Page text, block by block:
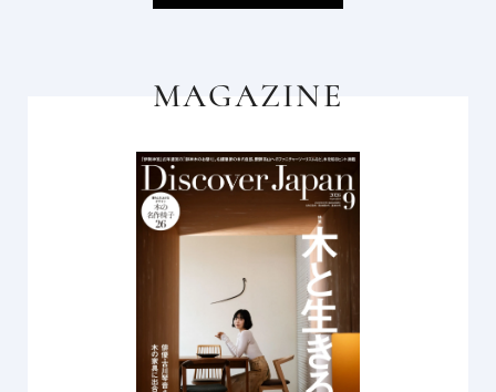
MAGAZINE